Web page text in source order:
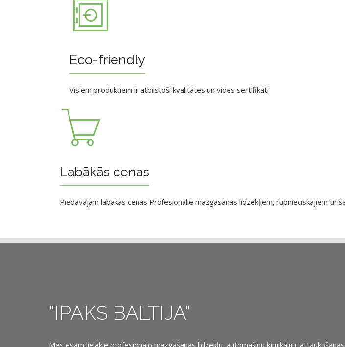
Eco-friendly
Visiem produktiem ir atbilstoši kvalitātes un vides sertifikāti
Labākās cenas
Piedāvājam labākās cenas Profesionālie mazgāsanas līdzekļiem, rūpnieciskajiem
"IPAKS BALTIJA"
Mēs esam lielākie profesionālo mazgāšanas līdzekļu, automašīnu ķimikāliju,